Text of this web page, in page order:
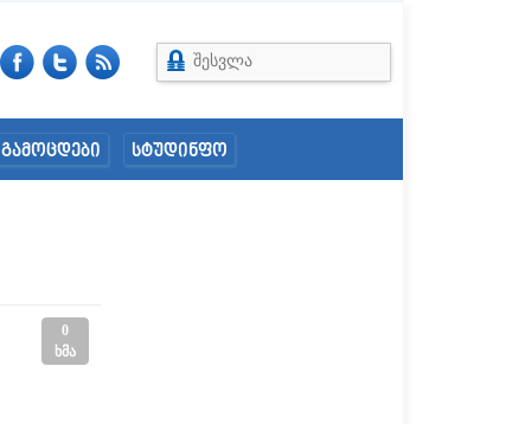
შესვლა
გამოცდები სტუდინფო
0
ხმა